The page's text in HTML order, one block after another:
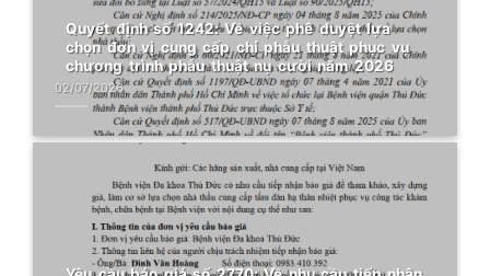
Quyết định số 1242: Về việc phê duyệt lựa
chọn đơn vị cung cấp chỉ phẫu thuật phục vụ
chương trình phẫu thuật nụ cười năm 2026
02/07/2026